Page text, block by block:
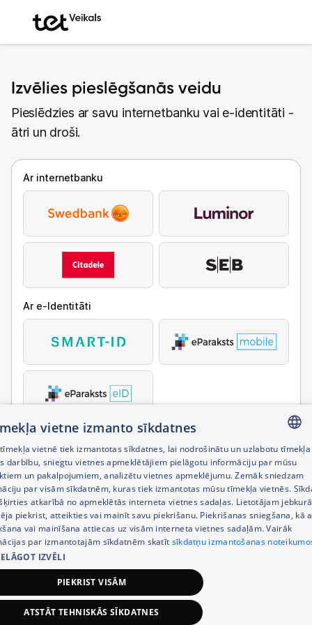
Izvēlies pieslēgšanās veidu
Pieslēdzies ar savu internetbanku vai e-identitāti -
ātri un droši.
Ar internetbanku
Ar e-Identitāti
LATVIAN
RUSSIAN
ENGLISH
vietne izmanto sīkdatnes
vietnē tiek izmantotas sīkdatnes, lai nodrošinātu un uzlabotu tīmekļa
darbību, sniegtu vietnes apmeklētājiem pielāgotu informāciju par mūsu
un pakalpojumiem, analizētu vietnes apmeklējumu. Zemāk sniedzam
par visām sīkdatnēm, kuras tiek izmantotas mūsu tīmekļa vietnēs.
atkarībā no apmeklētās interneta vietnes sadaļas. Lietotājam
piekrist, atteikties vai mainīt savu piekrišanu. Piekrišanas sniegšana, kā
vai mainīšana attiecas uz visām interneta vietnes sadaļām. Vairāk
par izmantotajām sīkdatnēm skatīt sīkdatņu izmantošanas
IZVĒLI
PIEKRIST VISĀM
ATSTĀT TEHNISKĀS SĪKDATNES